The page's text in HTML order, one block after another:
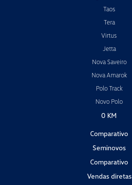
Taos
Tera
Virtus
Jetta
Nova Saveiro
Nova Amarok
Polo Track
Novo Polo
0 KM
Comparativo
Seminovos
Comparativo
Vendas diretas